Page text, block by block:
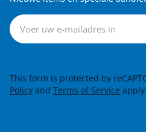
Nieuwsbrief
This form is protected by
Policy and Terms of Service apply.